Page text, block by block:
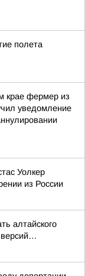
полета
крае фермер из
уведомление
Уолкер
из России
алтайского